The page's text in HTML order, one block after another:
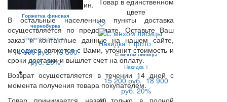
Время примерки -15 мин.
В остальные населенные пункты доставка
осуществляется по предоплате. Оставьте Ваш
заказ и контактные данные на нашем сайте,
менеджер свяжется с Вами, уточнит стоимость и
сроки доставки и вышлет счет на оплату.
Возврат осуществляется в течении 14 дней с
момента получения товара покупателем.
Товар принимается назад только в полной
Горжетка финская
чернобурка
Горжетка черн-ка
14 800 руб. 18 500
руб. 20%
цвете
С мехом лисицы
Накидка 1
15 200 руб. 18 900
руб. 20%